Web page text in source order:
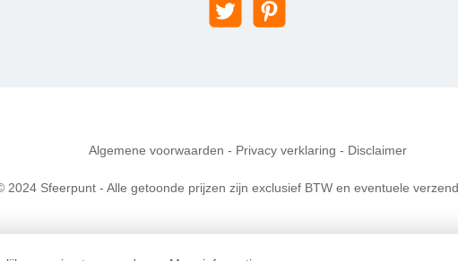
Algemene voorwaarden - Privacy verklaring - Disclaimer
2024 Sfeerpunt - Alle getoonde prijzen zijn exclusief BTW en eventuele